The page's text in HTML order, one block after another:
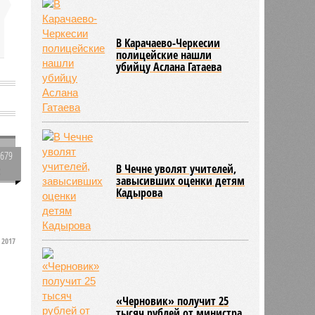
2017
В Карачаево-Черкесии
полицейские нашли
убийцу Аслана Гатаева
В Чечне уволят учителей,
завысивших оценки детям
Кадырова
«Черновик» получит 25